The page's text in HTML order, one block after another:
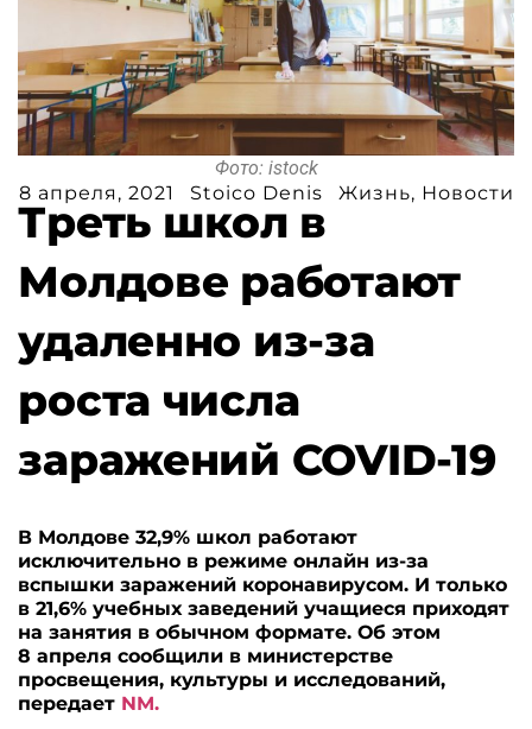
Фото: istock
8 апреля, 2021
Stoico Denis Жизнь, Новости
Треть школ в
Молдове работают
удаленно из-за
роста числа
заражений COVID-19
В Молдове 32,9% школ работают
исключительно в режиме онлайн из-за
вспышки заражений коронавирусом. И только
в 21,6% учебных заведений учащиеся приходят
на занятия в обычном формате. Об этом
8 апреля сообщили в министерстве
просвещения, культуры и исследований,
передает NM.